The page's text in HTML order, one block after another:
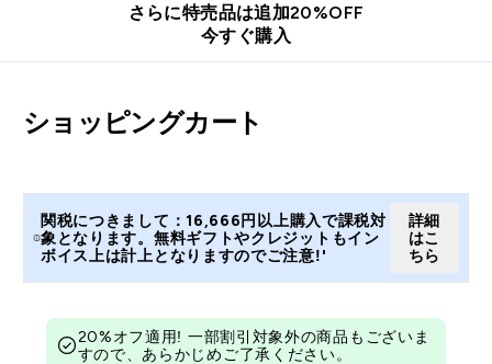
さらに特売品は追加20%OFF
今すぐ購入
ショッピングカート
関税につきまして：16,666円以上購入で課税対
象となります。無料ギフトやクレジットもイン
ボイス上は計上となりますのでご注意!'
詳細
はこ
ちら
20%オフ適用! 一部割引対象外の商品もございま
すので、あらかじめご了承ください。